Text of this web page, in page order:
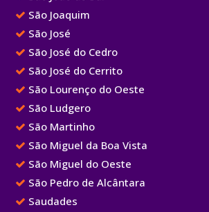
São Joaquim
São José
São José do Cedro
São José do Cerrito
São Lourenço do Oeste
São Ludgero
São Martinho
São Miguel da Boa Vista
São Miguel do Oeste
São Pedro de Alcântara
Saudades